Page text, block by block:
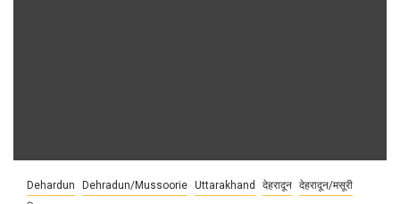
Dehardun Dehradun/Mussoorie Uttarakhand देहरादून देहरादून/मसूरी